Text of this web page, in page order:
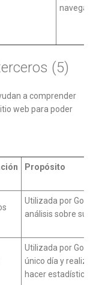
(5)
a comprender
web para poder
Propósito
Utilizada por
análisis sobre su
Utilizada por
único día y
hacer